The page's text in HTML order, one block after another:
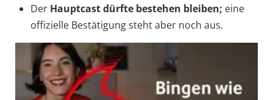
Der Hauptcast dürfte bestehen bleiben; eine
offizielle Bestätigung steht aber noch aus.